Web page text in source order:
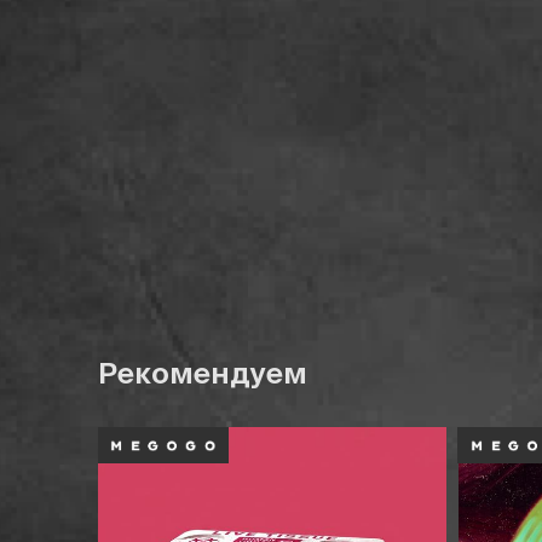
Рекомендуем